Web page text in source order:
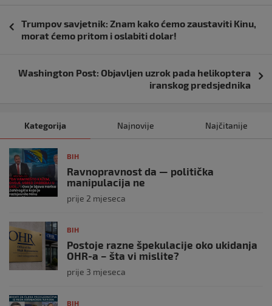
objava
Trumpov savjetnik: Znam kako ćemo zaustaviti Kinu,
morat ćemo pritom i oslabiti dolar!
Washington Post: Objavljen uzrok pada helikoptera
iranskog predsjednika
Kategorija Najnovije Najčitanije
BIH
Ravnopravnost da — politička
manipulacija ne
prije 2 mjeseca
BIH
Postoje razne špekulacije oko ukidanja
OHR-a – šta vi mislite?
prije 3 mjeseca
BIH